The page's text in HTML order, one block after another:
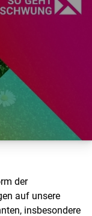
der
auf unsere
insbesondere